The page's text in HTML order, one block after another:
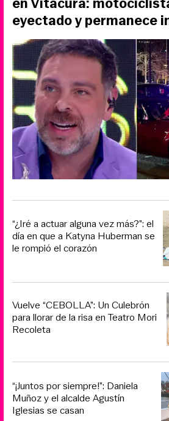
eyectado y permanece
“¿Iré a actuar alguna vez más?”: el
día en que a Katyna Huberman se
le rompió el corazón
Vuelve “CEBOLLA”: Un Culebrón
para llorar de la risa en Teatro Mori
Recoleta
“¡Juntos por siempre!”: Daniela
Muñoz y el alcalde Agustín
Iglesias se casan